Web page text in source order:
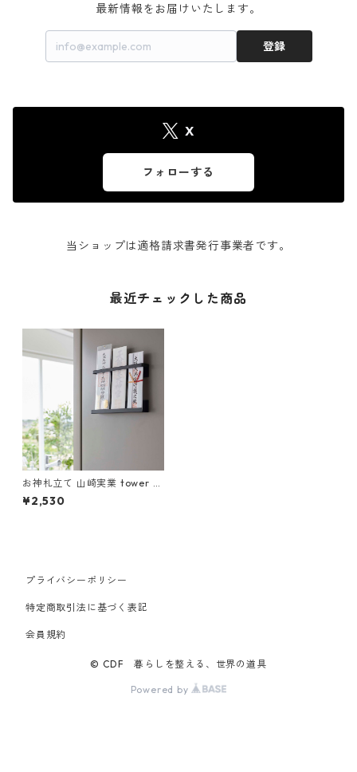
最新情報をお届けいたします。
登録
X
フォローする
当ショップは適格請求書発行事業者です。
最近チェックした商品
お神札立て 山崎実業 tower タ
ワー マグネット神札ホルダー
ブラック
¥2,530
プライバシーポリシー
特定商取引法に基づく表記
会員規約
© CDF 暮らしを整える、世界の道具
Powered by